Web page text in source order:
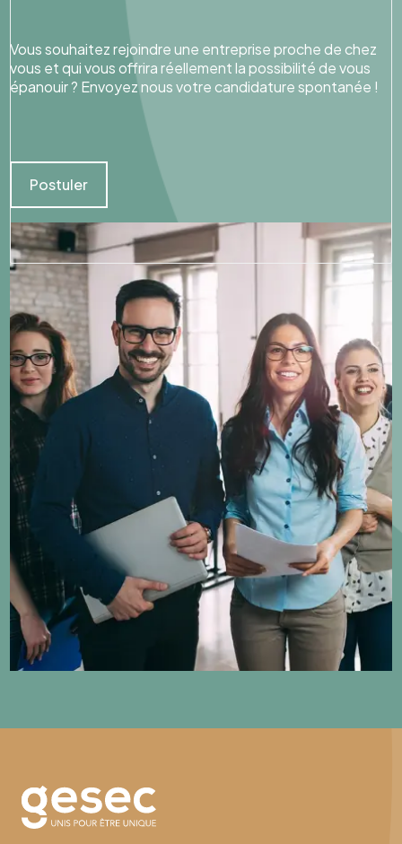
Vous souhaitez rejoindre une entreprise proche de chez
vous et qui vous offrira réellement la possibilité de vous
épanouir ? Envoyez nous votre candidature spontanée !
Postuler